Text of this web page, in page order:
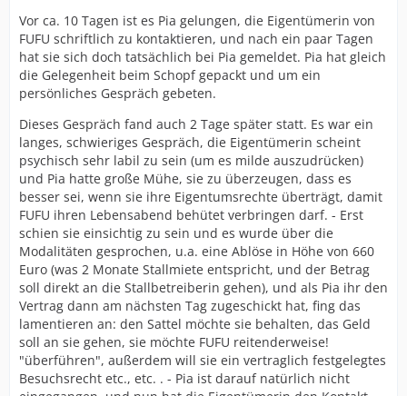
Vor ca. 10 Tagen ist es Pia gelungen, die Eigentümerin von
FUFU schriftlich zu kontaktieren, und nach ein paar Tagen
hat sie sich doch tatsächlich bei Pia gemeldet. Pia hat gleich
die Gelegenheit beim Schopf gepackt und um ein
persönliches Gespräch gebeten.
Dieses Gespräch fand auch 2 Tage später statt. Es war ein
langes, schwieriges Gespräch, die Eigentümerin scheint
psychisch sehr labil zu sein (um es milde auszudrücken)
und Pia hatte große Mühe, sie zu überzeugen, dass es
besser sei, wenn sie ihre Eigentumsrechte überträgt, damit
FUFU ihren Lebensabend behütet verbringen darf. - Erst
schien sie einsichtig zu sein und es wurde über die
Modalitäten gesprochen, u.a. eine Ablöse in Höhe von 660
Euro (was 2 Monate Stallmiete entspricht, und der Betrag
soll direkt an die Stallbetreiberin gehen), und als Pia ihr den
Vertrag dann am nächsten Tag zugeschickt hat, fing das
lamentieren an: den Sattel möchte sie behalten, das Geld
soll an sie gehen, sie möchte FUFU reitenderweise!
"überführen", außerdem will sie ein vertraglich festgelegtes
Besuchsrecht etc., etc. . - Pia ist darauf natürlich nicht